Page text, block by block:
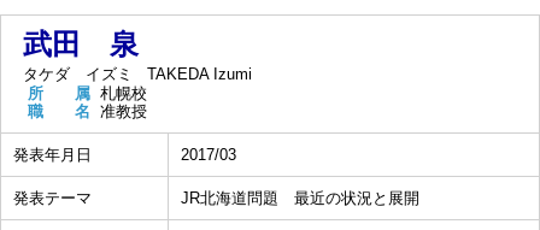
武田 泉
タケダ イズミ
TAKEDA Izumi
所 属 札幌校
職 名 准教授
発表年月日 2017/03
発表テーマ JR北海道問題 最近の状況と展開